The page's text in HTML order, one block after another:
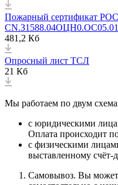
Пожарный сертификат
481,2 Кб
Опросный лист ТСЛ
21 Кб
Мы работаем по двум
с юридическими
Оплата происходит
с физическими
выставленному счёт-
Самовывоз. Вы